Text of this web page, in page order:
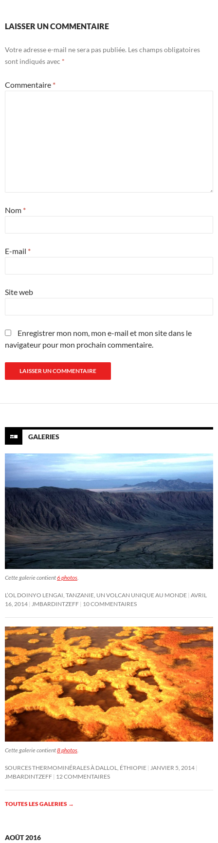
LAISSER UN COMMENTAIRE
Votre adresse e-mail ne sera pas publiée. Les champs obligatoires
sont indiqués avec *
Commentaire *
Nom *
E-mail *
Site web
Enregistrer mon nom, mon e-mail et mon site dans le
navigateur pour mon prochain commentaire.
GALERIES
Cette galerie contient6 photos
L’OL DOINYO LENGAI, TANZANIE, UN VOLCAN UNIQUE AU MONDE AVRIL
16, 2014
JMBARDINTZEFF 10 COMMENTAIRES
Cette galerie contient8 photos.
SOURCES THERMOMINÉRALES À DALLOL, ÉTHIOPIE JANVIER 5, 2014
JMBARDINTZEFF 12 COMMENTAIRES
TOUTES LES GALERIES →
AOÛT 2016